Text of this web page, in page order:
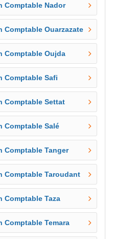
Comptable Nador
Ouarzazate
Comptable Oujda
Comptable Safi
Comptable Settat
Comptable Salé
Comptable Tanger
Comptable Taroudant
Comptable Taza
Temara